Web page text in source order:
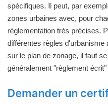
spécifiques. Il peut, par
zones urbaines avec, pour
règlementation très précises.
différentes règles d'urbanisme
sur le plan de zonage, il faut
généralement "règlement
Demander un